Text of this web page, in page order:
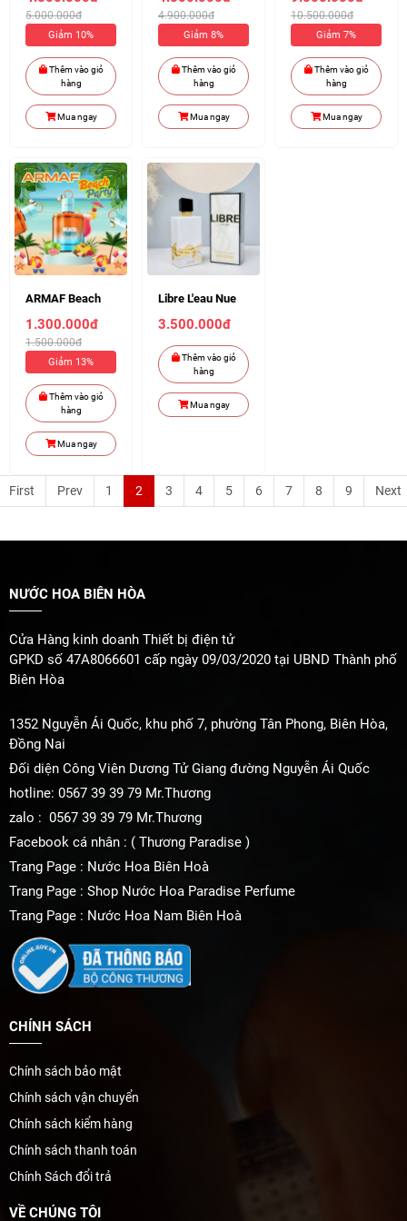
100ml (Chiết
10ml 500k)
5.000.000đ
Giảm 10%
Thêm vào giỏ
hàng
Mua ngay
FRAICHE EDP
100ML ( Chiết
10ml 500k )
4.900.000đ
Giảm 8%
Thêm vào giỏ
hàng
Mua ngay
EDP 100ml (Chiết
10ml 1030k)
10.500.000đ
Giảm 7%
Thêm vào giỏ
hàng
Mua ngay
ARMAF Beach
Party EDP 100ml
Unisex ( Chiết
10ml 180k )
1.300.000đ
1.500.000đ
Giảm 13%
Thêm vào giỏ
hàng
Mua ngay
Libre L'eau Nue
90ml ( Chiết 10ml
3.500.000đ
Thêm vào giỏ
hàng
Mua ngay
First Prev 1 2 3 4 5 6 7 8 9 Next
NƯỚC HOA BIÊN HÒA
Cửa Hàng kinh doanh Thiết bị điện tử
GPKD số 47A8066601 cấp ngày 09/03/2020 tại UBND Thành phố
Biên Hòa
1352 Nguyễn Ái Quốc, khu phố 7, phường Tân Phong, Biên Hòa,
Đồng Nai
Đối diện Công Viên Dương Tử Giang đường Nguyễn Ái Quốc
hotline: 0567 39 39 79 Mr.Thương
zalo : 0567 39 39 79 Mr.Thương
Facebook cá nhân : ( Thương Paradise )
Trang Page : Nước Hoa Biên Hoà
Trang Page : Shop Nước Hoa Paradise Perfume
Trang Page : Nước Hoa Nam Biên Hoà
CHÍNH SÁCH
Chính sách bảo mật
Chính sách vận chuyển
Chính sách kiểm hàng
Chính sách thanh toán
Chính Sách đổi trả
VỀ CHÚNG TÔI